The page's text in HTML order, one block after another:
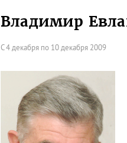
Владимир
С 4 декабря по 10 декабря 2009